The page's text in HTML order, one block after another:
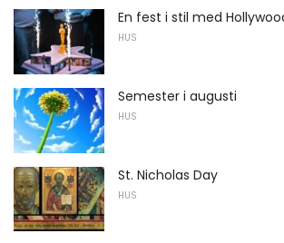
En fest i stil med
HUS
Semester i augusti
HUS
St. Nicholas Day
HUS